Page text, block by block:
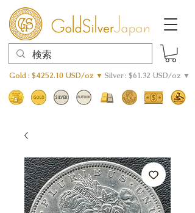
Gold : $4252.10 USD/oz ▼ Silver : $61.32 USD/oz ▼